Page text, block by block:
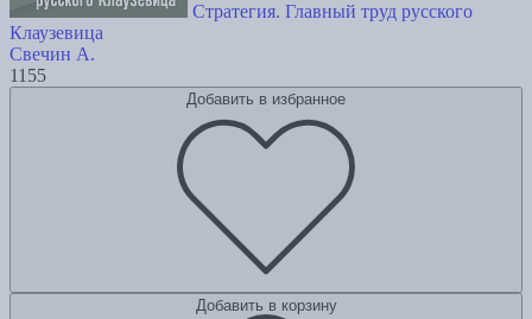
Стратегия. Главный труд русского
Клаузевица
Свечин А.
1155
Добавить в избранное
Добавить в корзину